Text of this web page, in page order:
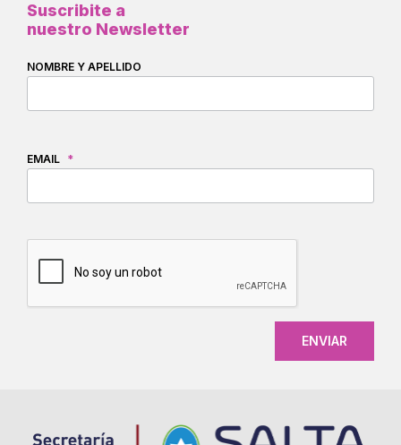
Suscribite a
nuestro Newsletter
NOMBRE Y APELLIDO
EMAIL *